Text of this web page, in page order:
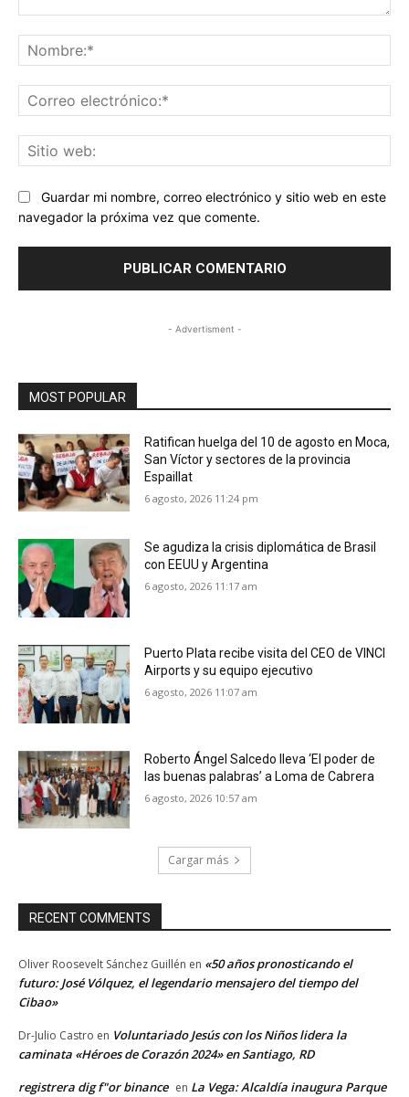
Guardar mi nombre, correo electrónico y sitio web en este
navegador la próxima vez que comente.
- Advertisment -
MOST POPULAR
Ratifican huelga del 10 de agosto en Moca,
San Víctor y sectores de la provincia
Espaillat
6 agosto, 2026 11:24 pm
Se agudiza la crisis diplomática de Brasil
con EEUU y Argentina
6 agosto, 2026 11:17 am
Puerto Plata recibe visita del CEO de VINCI
Airports y su equipo ejecutivo
6 agosto, 2026 11:07 am
Roberto Ángel Salcedo lleva ‘El poder de
las buenas palabras’ a Loma de Cabrera
6 agosto, 2026 10:57 am
Cargar más
RECENT COMMENTS
Oliver Roosevelt Sánchez Guillén en «50 años pronosticando el
futuro: José Vólquez, el legendario mensajero del tiempo del
Cibao»
Dr-Julio Castro en Voluntariado Jesús con los Niños lidera la
caminata «Héroes de Corazón 2024» en Santiago, RD
registrera dig f"or binance en La Vega: Alcaldía inaugura Parque